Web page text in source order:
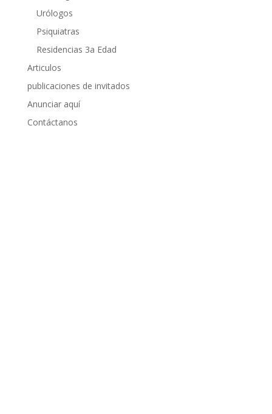
Urólogos
Psiquiatras
Residencias 3a Edad
Articulos
publicaciones de invitados
Anunciar aquí
Contáctanos